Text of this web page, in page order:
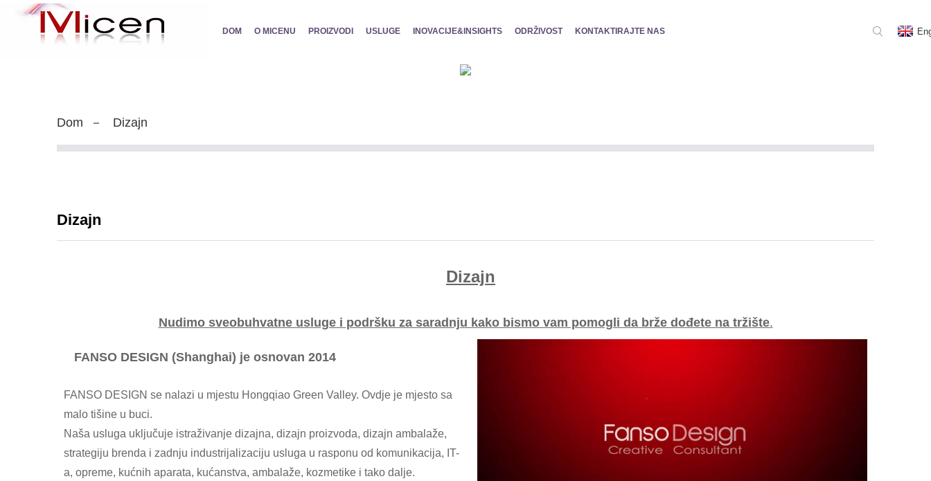
DOM O MICENU PROIZVODI USLUGE INOVACIJE&INSIGHTS ODRŽIVOST KONTAKTIRAJTE NAS
Dom Dizajn
Dizajn
Dizajn
Nudimo sveobuhvatne usluge i podršku za saradnju kako bismo vam pomogli da brže dođete na tržište.
FANSO DESIGN (Shanghai) je osnovan 2014
FANSO DESIGN se nalazi u mjestu Hongqiao Green Valley. Ovdje je mjesto sa
malo tišine u buci.
Naša usluga uključuje istraživanje dizajna, dizajn proizvoda, dizajn ambalaže,
strategiju brenda i zadnju industrijalizaciju usluga u rasponu od komunikacija, IT-
a, opreme, kućnih aparata, kućanstva, ambalaže, kozmetike i tako dalje.